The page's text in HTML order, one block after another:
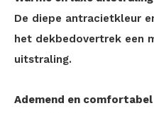
De diepe antracietkleur
het dekbedovertrek een
uitstraling.
Ademend en comfortabel